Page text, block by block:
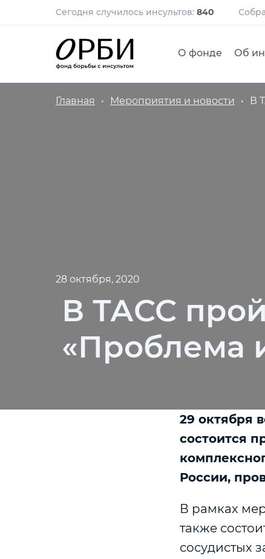
Сегодня случилось инсультов: 840
О фонде Об
Главная Мероприятия и новости В
28 октября, 2020
В ТАСС
«Проблема
29 октября
состоится
России,
В рамках
также
сосудистых